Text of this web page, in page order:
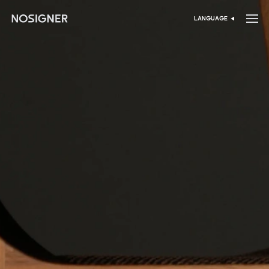
דף הבית בחר שפה
LANGUAGE